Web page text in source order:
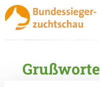
Grußworte